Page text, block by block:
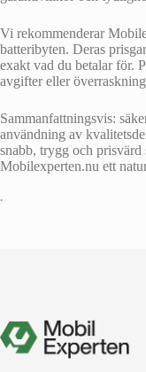
Vi rekommenderar
batteribyten. Deras
exakt vad du betalar för.
avgifter eller
Sammanfattningsvis:
användning av
snabb, trygg och
Mobilexperten.nu ett
•